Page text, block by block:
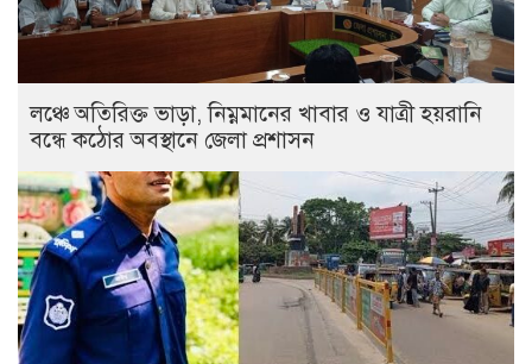
লঞ্চে অতিরিক্ত ভাড়া, নিম্নমানের খাবার ও যাত্রী হয়রানি
বন্ধে কঠোর অবস্থানে জেলা প্রশাসন